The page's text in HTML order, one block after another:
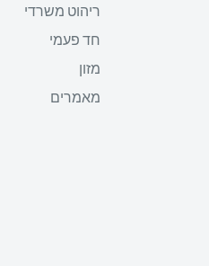
ריהוט משרדי
חד פעמי
מזון
מאמרים